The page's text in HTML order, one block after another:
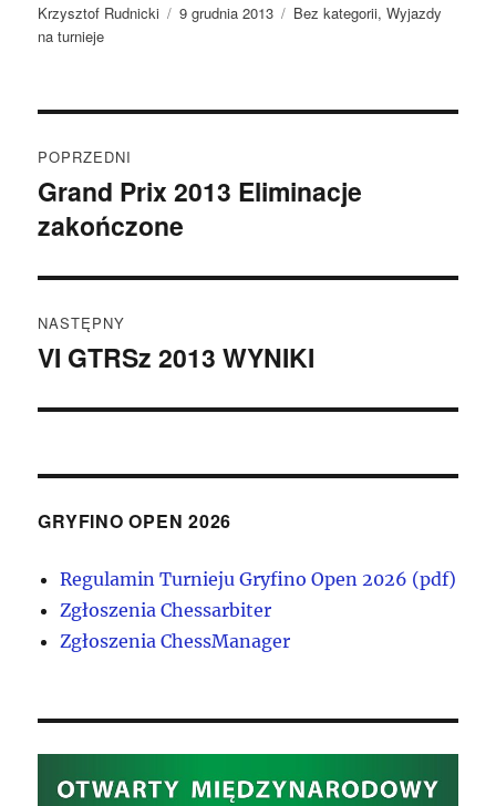
Autor
Krzysztof Rudnicki
Data
9 grudnia 2013 Kategorie
Bez kategorii,Wyjazdy
na turnieje
wpisu
POPRZEDNI
Poprzedni
wpis:
Grand Prix 2013 Eliminacje
zakończone
NASTĘPNY
Następny
VI GTRSz 2013 WYNIKI
GRYFINO OPEN 2026
Regulamin Turnieju Gryfino Open 2026 (pdf)
Zgłoszenia Chessarbiter
Zgłoszenia ChessManager